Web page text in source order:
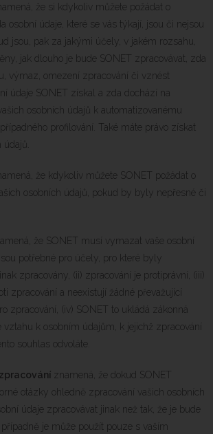
že si kdykoliv můžete požádat o
osobní údaje, které se vás týkají, jsou či nejsou
jsou, pak za jakými účely, v jakém rozsahu,
jak dlouho je bude SONET zpracovávat, zda
výmaz, omezení zpracování či vznést
údaje SONET získal a zda dochází na
osobních údajů k automatizovanému
profilování. Také máte právo získat
údajů.
že kdykoliv můžete SONET požádat o
osobních údajů, pokud by byly nepřesné či
že SONET musí vymazat vaše osobní
potřebné pro účely, pro které byly
zpracovány, (ii) zpracování je protiprávní, (iii)
zpracování a neexistují žádné převažující
zpracování, (iv) SONET to ukládá zákonná
vztahu k osobním údajům, k jejichž zpracování
souhlas odvoláte.
znamená, že dokud SONET
otázky ohledně zpracování vašich osobních
údaje zpracovávat jinak než tak, že je bude
je může použít pouze s vaším